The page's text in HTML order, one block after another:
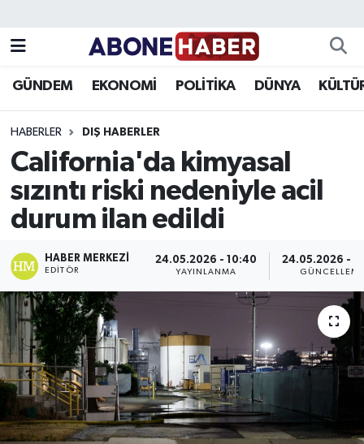
GÜNDEM EKONOMİ POLİTİKA DÜNYA
HABERLER DIŞ HABERLER
California'da kimyasal
sızıntı riski nedeniyle acil
durum ilan edildi
HABER MERKEZI
EDITÖR
24.05.2026 - 10:40
YAYINLANMA
24.05.2026 -
Asayiş
Bilim ve Teknoloji
Çevre
Dünya
Eğitim
Ekonomi
Genel
Süper Lig Puan Durumu ve Fikstür
Tüm Manşetler
Son Dakika Haberleri
Haber Arşivi